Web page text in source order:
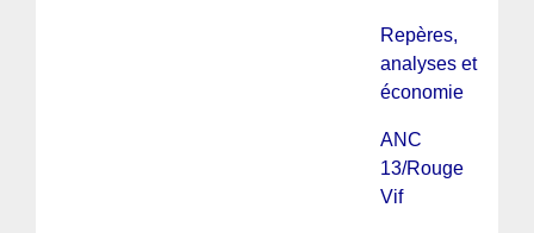
Repères,
analyses et
économie
ANC
13/Rouge
Vif